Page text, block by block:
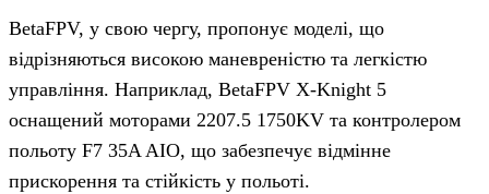
BetaFPV, у свою чергу, пропонує моделі, що
відрізняються високою маневреністю та легкістю
управління. Наприклад, BetaFPV X-Knight 5
оснащений моторами 2207.5 1750KV та контролером
польоту F7 35A AIO, що забезпечує відмінне
прискорення та стійкість у польоті.